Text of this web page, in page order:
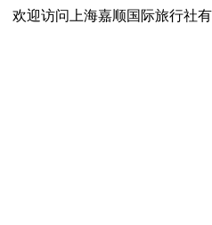
欢迎访问上海嘉顺国际旅行社有